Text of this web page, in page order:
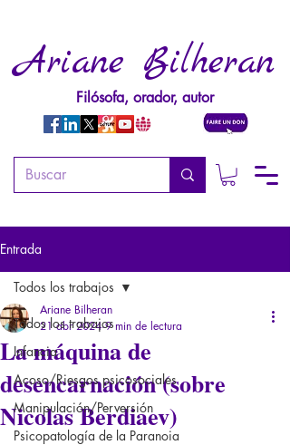
Ariane Bilheran
Filósofa, orador, autor
Entrada
Todos los trabajos
Infancia
Acoso/Riesgos psicosociales
Manipulación/Perversión
Psicopatología de la Paranoia
Todos los trabajos
La máquina de
desencarnación (sobre
Nicolas Berdiaev)
Ariane Bilheran
21 abr 2024 9 min de lectura